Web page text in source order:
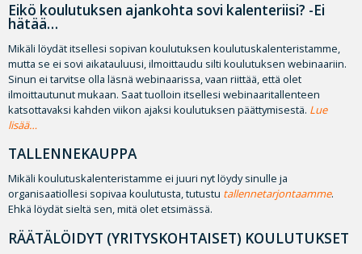
Eikö koulutuksen ajankohta sovi kalenteriisi? -Ei
hätää…
Mikäli löydät itsellesi sopivan koulutuksen koulutuskalenteristamme,
mutta se ei sovi aikatauluusi, ilmoittaudu silti koulutuksen webinaariin.
Sinun ei tarvitse olla läsnä webinaarissa, vaan riittää, että olet
ilmoittautunut mukaan. Saat tuolloin itsellesi webinaaritallenteen
katsottavaksi kahden viikon ajaksi koulutuksen päättymisestä. Lue
lisää…
TALLENNEKAUPPA
Mikäli koulutuskalenteristamme ei juuri nyt löydy sinulle ja
organisaatiollesi sopivaa koulutusta, tutustu tallennetarjontaamme.
Ehkä löydät sieltä sen, mitä olet etsimässä.
RÄÄTÄLÖIDYT (YRITYSKOHTAISET) KOULUTUKSET